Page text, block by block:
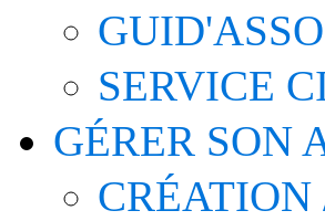
GUID'ASSO
SERVICE
GÉRER SON